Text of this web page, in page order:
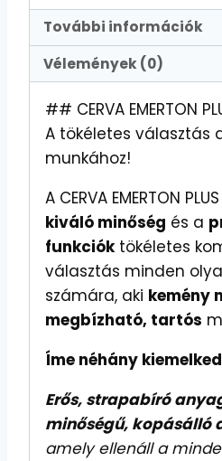
További információk
Vélemények (0)
## CERVA EMERTON
A tökéletes választás
munkához!
A CERVA EMERTON
kiváló minőség és a
funkcióktökéletes
választás minden
számára, aki kemény
megbízható, tartós
Íme néhány
Erős, strapabíró
minőségű, kopásálló
amely ellenáll a